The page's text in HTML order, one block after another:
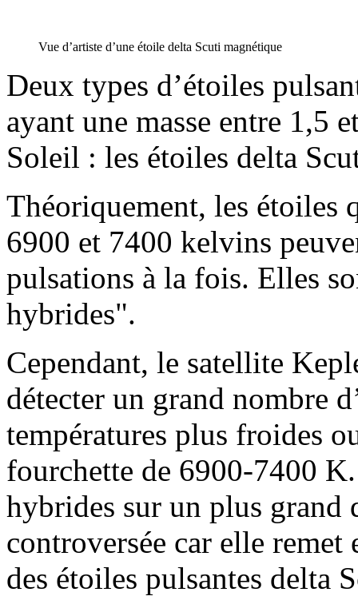
Vue d’artiste d’une étoile delta Scuti magnétique
Deux types d’étoiles
ayant une masse entre 1,5
Soleil : les étoiles delta
Théoriquement, les étoiles
6900 et 7400 kelvins
pulsations à la fois. Elles
hybrides".
Cependant, le satellite
détecter un grand nombre
températures plus froides
fourchette de 6900-7400
hybrides sur un plus grand
controversée car elle remet
des étoiles pulsantes delta